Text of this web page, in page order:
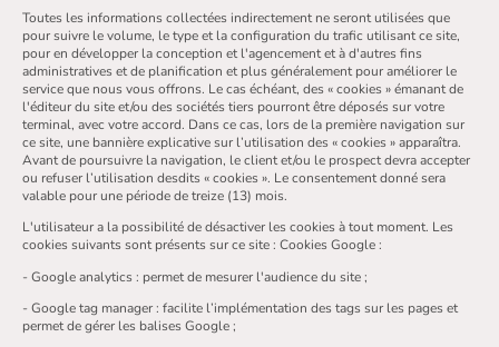
Toutes les informations collectées indirectement ne seront utilisées que
pour suivre le volume, le type et la configuration du trafic utilisant ce site,
pour en développer la conception et l'agencement et à d'autres fins
administratives et de planification et plus généralement pour améliorer le
service que nous vous offrons. Le cas échéant, des « cookies » émanant de
l'éditeur du site et/ou des sociétés tiers pourront être déposés sur votre
terminal, avec votre accord. Dans ce cas, lors de la première navigation sur
ce site, une bannière explicative sur l’utilisation des « cookies » apparaîtra.
Avant de poursuivre la navigation, le client et/ou le prospect devra accepter
ou refuser l’utilisation desdits « cookies ». Le consentement donné sera
valable pour une période de treize (13) mois.
L'utilisateur a la possibilité de désactiver les cookies à tout moment. Les
cookies suivants sont présents sur ce site : Cookies Google :
- Google analytics : permet de mesurer l'audience du site ;
- Google tag manager : facilite l’implémentation des tags sur les pages et
permet de gérer les balises Google ;